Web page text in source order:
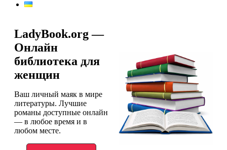
LadyBook.org —
Онлайн
библиотека для
женщин
Ваш личный маяк в мире
литературы. Лучшие
романы доступные онлайн
— в любое время и в
любом месте.